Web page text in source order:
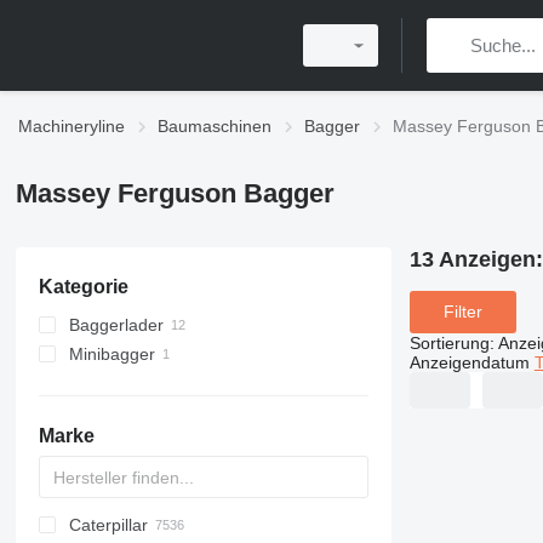
Machineryline Baumaschinen Bagger Massey Ferguson
Massey Ferguson Bagger
Kategorie
Baggerlader
Minibagger
Marke
AX
140W
BC
325
90
CK
440
Caterpillar
13 Anzeigen:
Filter
Sortierung:
Anzeigendatum